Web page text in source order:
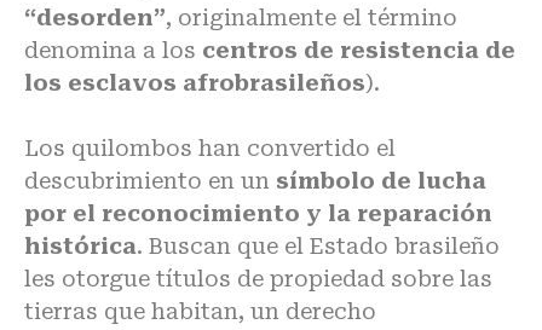
“desorden”, originalmente el término
denomina a los centros de resistencia de
los esclavos afrobrasileños).
Los quilombos han convertido el
descubrimiento en un símbolo de lucha
por el reconocimiento y la reparación
histórica. Buscan que el Estado brasileño
les otorgue títulos de propiedad sobre las
tierras que habitan, un derecho